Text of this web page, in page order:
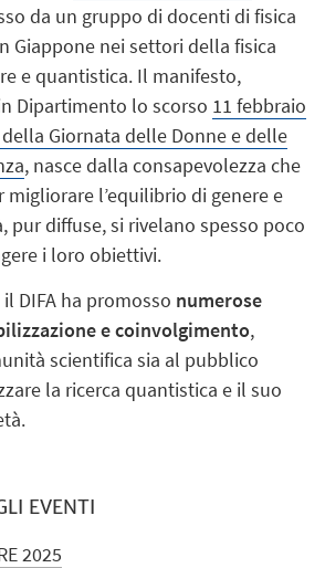
da un gruppo di docenti di fisica
Giappone nei settori della fisica
e quantistica. Il manifesto,
Dipartimento lo scorso 11 febbraio
Giornata delle Donne e delle
, nasce dalla consapevolezza che
l’equilibrio di genere e
pur diffuse, si rivelano spesso poco
i loro obiettivi.
DIFA ha promosso numerose
e coinvolgimento,
scientifica sia al pubblico
la ricerca quantistica e il suo
EVENTI
2025